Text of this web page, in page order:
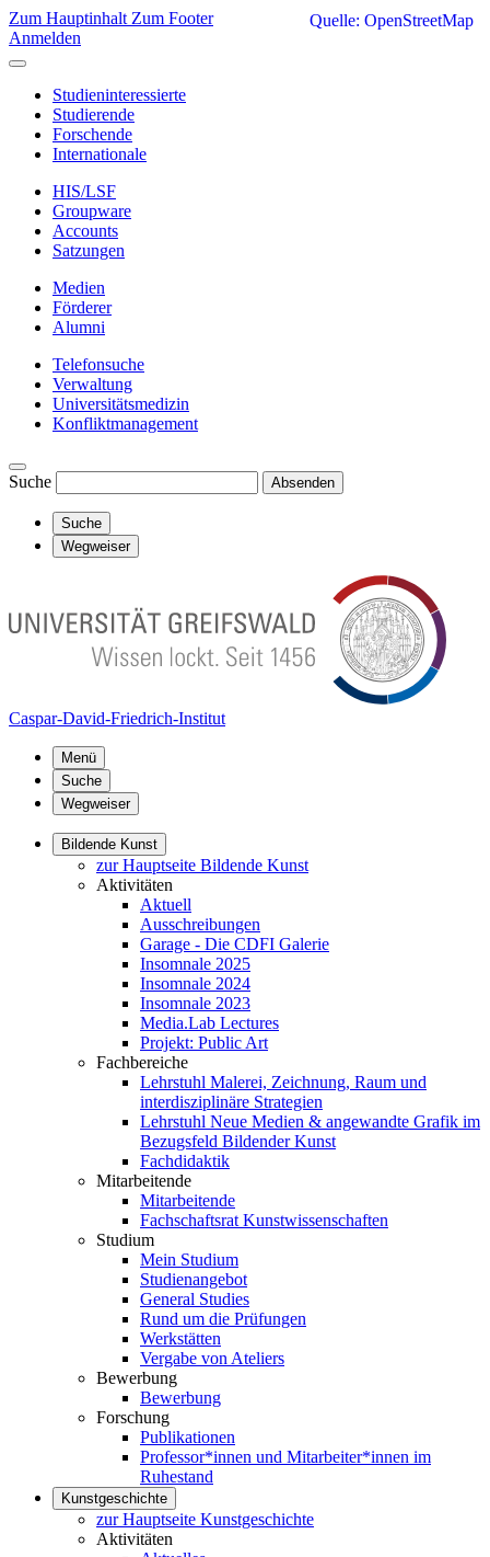
Zum Hauptinhalt Zum Footer
Anmelden
Studieninteressierte
Studierende
Forschende
Internationale
HIS/LSF
Groupware
Accounts
Satzungen
Medien
Förderer
Alumni
Telefonsuche
Verwaltung
Universitätsmedizin
Konfliktmanagement
Suche Absenden
Suche
Wegweiser
Caspar-David-Friedrich-Institut
Menü
Suche
Wegweiser
Bildende Kunst
zur Hauptseite Bildende Kunst
Aktivitäten
Aktuell
Ausschreibungen
Garage - Die CDFI Galerie
Insomnale 2025
Insomnale 2024
Insomnale 2023
Media.Lab Lectures
Projekt: Public Art
Fachbereiche
Lehrstuhl Malerei, Zeichnung, Raum und
interdisziplinäre Strategien
Lehrstuhl Neue Medien & angewandte Grafik im
Bezugsfeld Bildender Kunst
Fachdidaktik
Mitarbeitende
Mitarbeitende
Fachschaftsrat Kunstwissenschaften
Studium
Mein Studium
Studienangebot
General Studies
Rund um die Prüfungen
Werkstätten
Vergabe von Ateliers
Bewerbung
Bewerbung
Forschung
Publikationen
Professor*innen und Mitarbeiter*innen im
Ruhestand
Kunstgeschichte
zur Hauptseite Kunstgeschichte
Aktivitäten
Quelle: OpenStreetMap